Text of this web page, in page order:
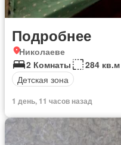
Подробнее
Николаеве
2 Комнаты
284 кв.м
Детская зона
1 день, 11 часов назад